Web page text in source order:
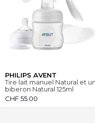
PHILIPS AVENT
Tire lait manuel Natural et un
biberon Natural 125ml
CHF55.00